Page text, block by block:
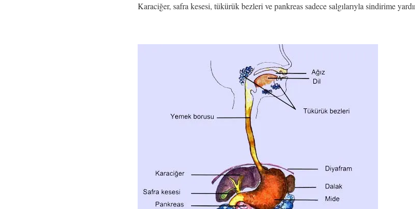
Karaciğer, safra kesesi, tükürük bezleri ve pankreas sadece salgılarıyla sindirime